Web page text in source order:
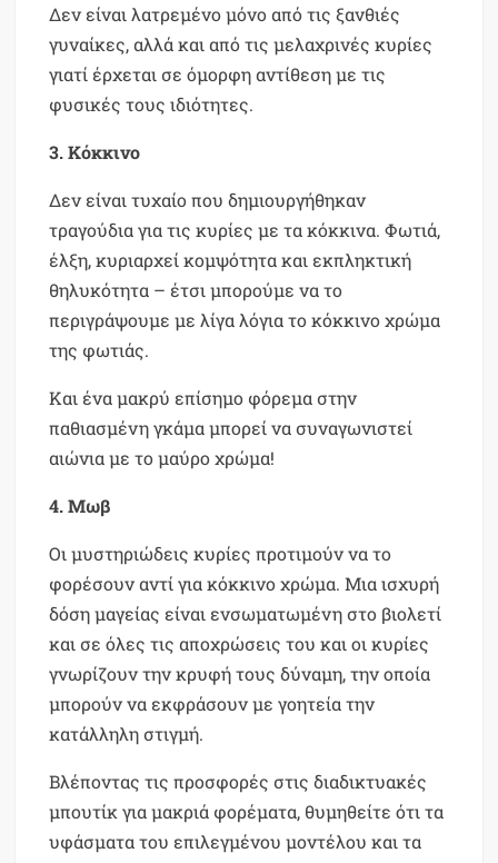
Δεν είναι λατρεμένο μόνο από τις ξανθιές
γυναίκες, αλλά και από τις μελαχρινές κυρίες
γιατί έρχεται σε όμορφη αντίθεση με τις
φυσικές τους ιδιότητες.
3. Κόκκινο
Δεν είναι τυχαίο που δημιουργήθηκαν
τραγούδια για τις κυρίες με τα κόκκινα. Φωτιά,
έλξη, κυριαρχεί κομψότητα και εκπληκτική
θηλυκότητα – έτσι μπορούμε να το
περιγράψουμε με λίγα λόγια το κόκκινο χρώμα
της φωτιάς.
Και ένα μακρύ επίσημο φόρεμα στην
παθιασμένη γκάμα μπορεί να συναγωνιστεί
αιώνια με το μαύρο χρώμα!
4. Μωβ
Οι μυστηριώδεις κυρίες προτιμούν να το
φορέσουν αντί για κόκκινο χρώμα. Μια ισχυρή
δόση μαγείας είναι ενσωματωμένη στο βιολετί
και σε όλες τις αποχρώσεις του και οι κυρίες
γνωρίζουν την κρυφή τους δύναμη, την οποία
μπορούν να εκφράσουν με γοητεία την
κατάλληλη στιγμή.
Βλέποντας τις προσφορές στις διαδικτυακές
μπουτίκ για μακριά φορέματα, θυμηθείτε ότι τα
υφάσματα του επιλεγμένου μοντέλου και τα